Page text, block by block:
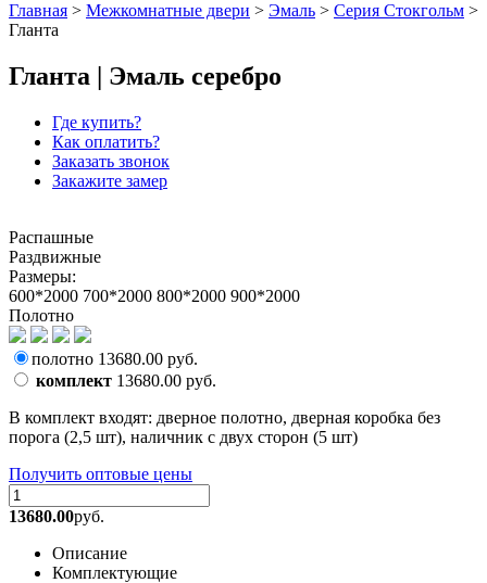
Главная > Межкомнатные двери > Эмаль > Серия Стокгольм >
Гланта
Гланта | Эмаль серебро
Где купить?
Как оплатить?
Заказать звонок
Закажите замер
Распашные
Раздвижные
Размеры:
600*2000 700*2000 800*2000 900*2000
Полотно
полотно 13680.00 руб.
комплект 13680.00 руб.
В комплект входят: дверное полотно, дверная коробка без
порога (2,5 шт), наличник с двух сторон (5 шт)
Получить оптовые цены
13680.00руб.
Описание
Комплектующие